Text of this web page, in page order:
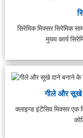
सिरेमिक मिक्सर सिरेमिक
मुख्य कार्य
गीले और सूखे
क्लाइन्ड इंटेंसिव मिक्सर एक